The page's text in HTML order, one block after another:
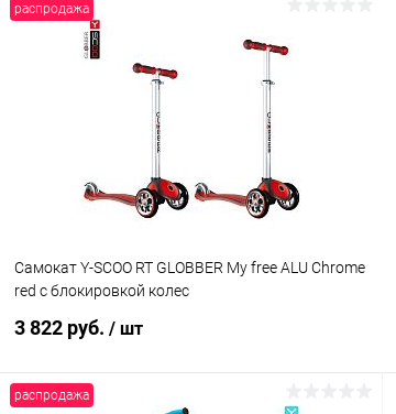
Сравнение
Недоступно
распродажа
Самокат Y-SCOO RT GLOBBER My free ALU Chrome
red с блокировкой колес
3 822 руб. / шт
распродажа